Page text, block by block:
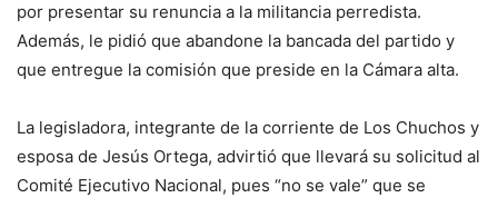
por presentar su renuncia a la militancia perredista.
Además, le pidió que abandone la bancada del partido y
que entregue la comisión que preside en la Cámara alta.
La legisladora, integrante de la corriente de Los Chuchos y
esposa de Jesús Ortega, advirtió que llevará su solicitud al
Comité Ejecutivo Nacional, pues “no se vale” que se